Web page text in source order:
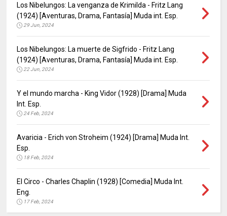
Los Nibelungos: La venganza de Krimilda - Fritz Lang
(1924) [Aventuras, Drama, Fantasía] Muda int. Esp.
29 Jun, 2024
Los Nibelungos: La muerte de Sigfrido - Fritz Lang
(1924) [Aventuras, Drama, Fantasía] Muda int. Esp.
22 Jun, 2024
Y el mundo marcha - King Vidor (1928) [Drama] Muda
Int. Esp.
24 Feb, 2024
Avaricia - Erich von Stroheim (1924) [Drama] Muda Int.
Esp.
18 Feb, 2024
El Circo - Charles Chaplin (1928) [Comedia] Muda Int.
Eng.
17 Feb, 2024